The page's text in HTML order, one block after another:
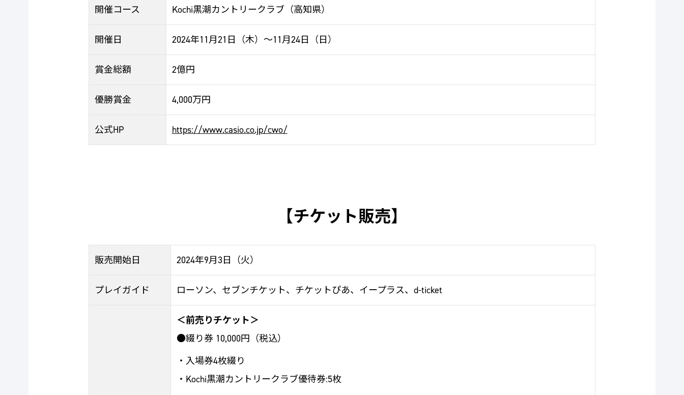
開催コース Kochi黒潮カントリークラブ（高知県）
開催日 2024年11月21日（木）～11月24日（日）
賞金総額 2億円
優勝賞金 4,000万円
公式HP https://www.casio.co.jp/cwo/
【チケット販売】
販売開始日 2024年9月3日（火）
プレイガイド ローソン、セブンチケット、チケットぴあ、イープラス、d-ticket
＜前売りチケット＞
●綴り券 10,000円（税込）
・入場券4枚綴り
・Kochi黒潮カントリークラブ優待券:5枚